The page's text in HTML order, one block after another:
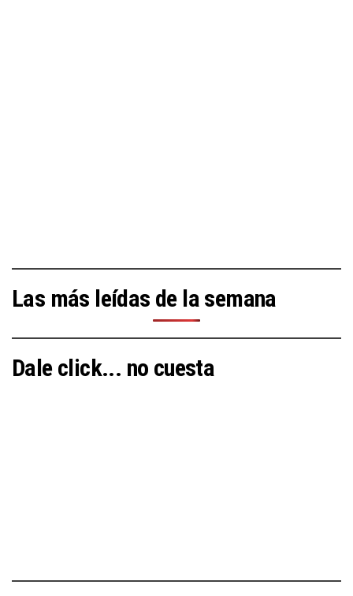
Las más leídas de la semana
Dale click... no cuesta